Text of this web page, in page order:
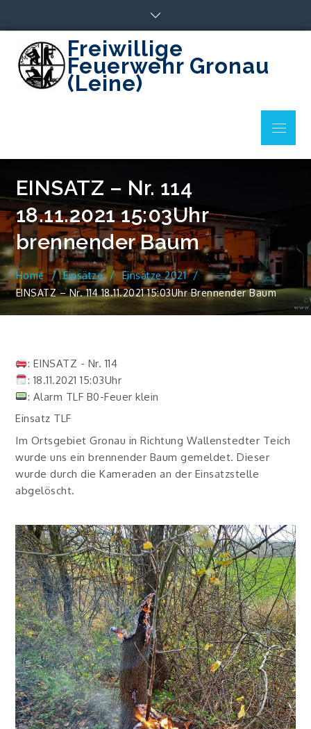
content
Freiwillige
Feuerwehr Gronau
(Leine)
Menu
EINSATZ – Nr. 114
18.11.2021 15:03Uhr
brennender Baum
Home Einsätze
Einsätze 2021
EINSATZ – Nr. 114 18.11.2021 15:03Uhr Brennender Baum
: EINSATZ - Nr. 114
: 18.11.2021 15:03Uhr
: Alarm TLF B0-Feuer klein
Einsatz TLF
Im Ortsgebiet Gronau in Richtung Wallenstedter Teich
wurde uns ein brennender Baum gemeldet. Dieser
wurde durch die Kameraden an der Einsatzstelle
abgelöscht.